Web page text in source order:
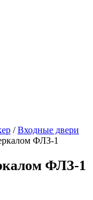
/Входные двери
ФЛЗ-1
ФЛЗ-1